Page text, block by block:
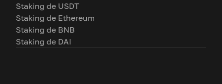
Staking de USDT
Staking de Ethereum
Staking de BNB
Staking de DAI